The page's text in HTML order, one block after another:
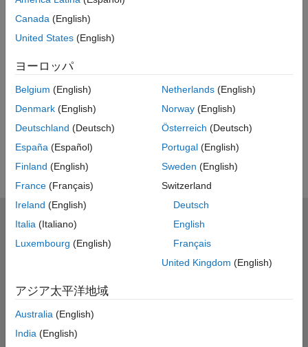
Feedback
RELATED VIDEOS
View more related videos
Canada (English)
United States (English)
ヨーロッパ
Belgium (English)
Denmark (English)
Deutschland (Deutsch)
España (Español)
Finland (English)
France (Français)
Ireland (English)
Italia (Italiano)
Luxembourg (English)
Netherlands(English)
Norway(English)
Österreich (Deutsch)
Portugal(English)
Sweden (English)
Switzerland
Deutsch
English
Français
United Kingdom (English)
アジア太平洋地域
Australia (English)
India (English)
MathWorks
評価版の入手・製品の購入
使い方を学ぶ